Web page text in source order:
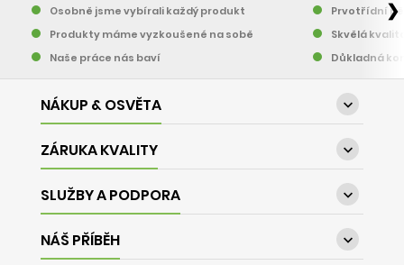
Osobně jsme vybírali každý produkt
Produkty máme vyzkoušené na sobě
Naše práce nás baví
Prvotřídní
Skvělá
Důkladná
❯
NÁKUP & OSVĚTA 
ZÁRUKA KVALITY 
SLUŽBY A PODPORA 
NÁŠ PŘÍBĚH 